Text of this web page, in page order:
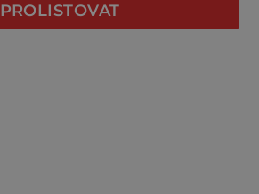
PROLISTOVAT